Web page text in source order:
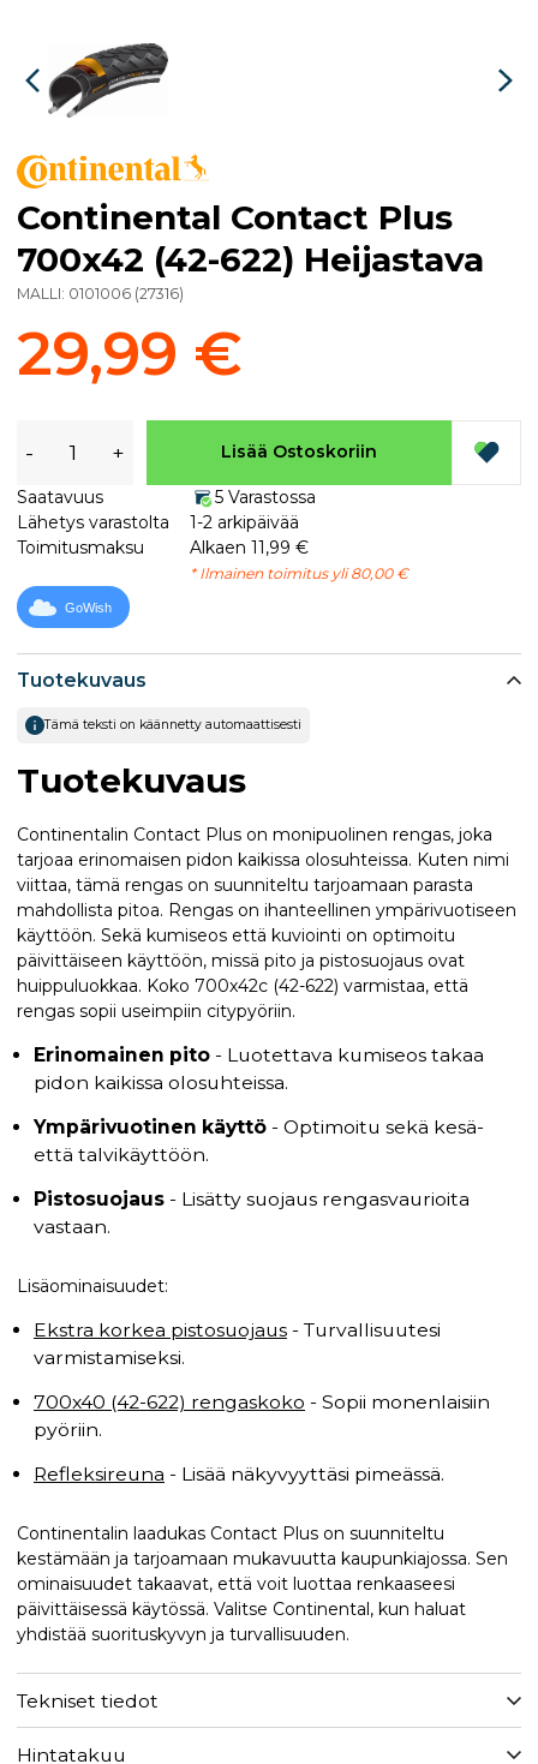
Tuotekuvaus
Tämä teksti on käännetty automaattisesti
Tuotekuvaus
Continentalin Contact Plus on monipuolinen rengas, joka
tarjoaa erinomaisen pidon kaikissa olosuhteissa. Kuten nimi
viittaa, tämä rengas on suunniteltu tarjoamaan parasta
mahdollista pitoa. Rengas on ihanteellinen ympärivuotiseen
käyttöön. Sekä kumiseos että kuviointi on optimoitu
päivittäiseen käyttöön, missä pito ja pistosuojaus ovat
huippuluokkaa. Koko 700x42c (42-622) varmistaa, että
rengas sopii useimpiin citypyöriin.
Erinomainen pito - Luotettava kumiseos takaa
pidon kaikissa olosuhteissa.
Ympärivuotinen käyttö - Optimoitu sekä kesä-
että talvikäyttöön.
Pistosuojaus - Lisätty suojaus rengasvaurioita
vastaan.
Lisäominaisuudet:
Ekstra korkea pistosuojaus - Turvallisuutesi
varmistamiseksi.
700x40 (42-622) rengaskoko - Sopii monenlaisiin
pyöriin.
Refleksireuna - Lisää näkyvyyttäsi pimeässä.
Continentalin laadukas Contact Plus on suunniteltu
kestämään ja tarjoamaan mukavuutta kaupunkiajossa. Sen
ominaisuudet takaavat, että voit luottaa renkaaseesi
päivittäisessä käytössä. Valitse Continental, kun haluat
yhdistää suorituskyvyn ja turvallisuuden.
Tekniset tiedot
Hintatakuu
Continental Contact Plus
700x42 (42-622) Heijastava
MALLI: 0101006 (27316)
29,99 €
- + Lisää Ostoskoriin
Saatavuus
5 Varastossa
Lähetys varastolta
1-2 arkipäivää
Toimitusmaksu
Alkaen 11,99 €
* Ilmainen toimitus yli 80,00 €
GoWish